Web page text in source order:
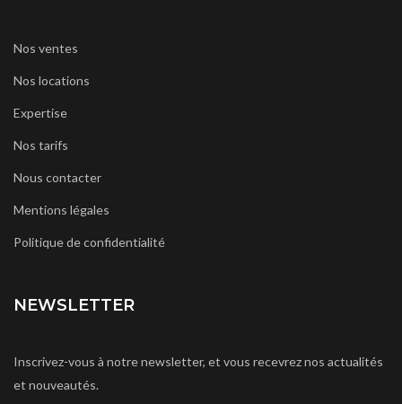
Nos ventes
Nos locations
Expertise
Nos tarifs
Nous contacter
Mentions légales
Politique de confidentialité
NEWSLETTER
Inscrivez-vous à notre newsletter, et vous recevrez nos actualités
et nouveautés.